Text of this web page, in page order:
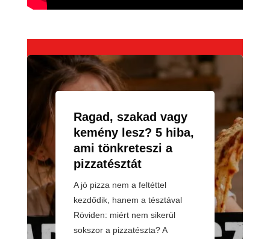
Ragad, szakad vagy
kemény lesz? 5 hiba,
ami tönkreteszi a
pizzatésztát
A jó pizza nem a feltéttel
kezdődik, hanem a tésztával
Röviden: miért nem sikerül
sokszor a pizzatészta? A